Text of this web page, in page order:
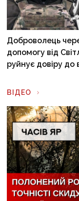
Доброволець
допомогу від
руйнує довіру до
ВІДЕО